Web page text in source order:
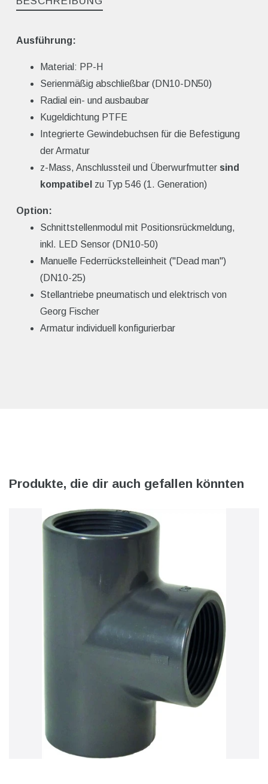
Ausführung:
Material: PP-H
Serienmäßig abschließbar (DN10-DN50)
Radial ein- und ausbaubar
Kugeldichtung PTFE
Integrierte Gewindebuchsen für die Befestigung
der Armatur
z-Mass, Anschlussteil und Überwurfmutter sind
kompatibel zu Typ 546 (1. Generation)
Option:
Schnittstellenmodul mit Positionsrückmeldung,
inkl. LED Sensor (DN10-50)
Manuelle Federrückstelleinheit ("Dead man")
(DN10-25)
Stellantriebe pneumatisch und elektrisch von
Georg Fischer
Armatur individuell konfigurierbar
Produkte, die dir auch gefallen könnten